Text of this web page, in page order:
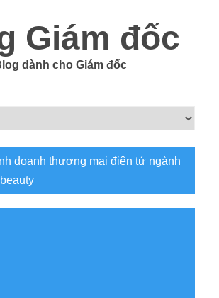
Giám đốc
dành cho Giám đốc
doanh thương mại điện tử ngành